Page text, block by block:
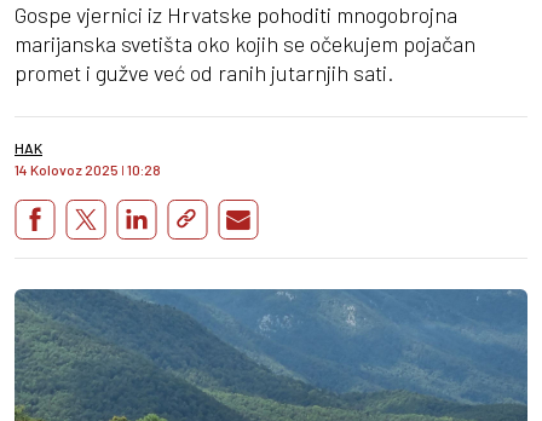
Gospe vjernici iz Hrvatske pohoditi mnogobrojna
marijanska svetišta oko kojih se očekujem pojačan
promet i gužve već od ranih jutarnjih sati.
HAK
14 Kolovoz 2025 I 10:28